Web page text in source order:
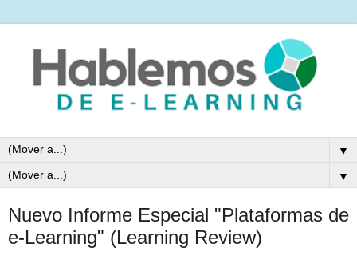
▼
▼
Nuevo Informe Especial "Plataformas de
e-Learning" (Learning Review)